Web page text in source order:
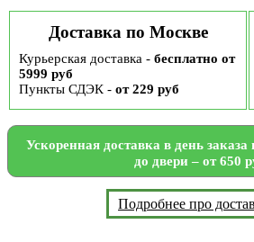
Доставка по Москве
Курьерская доставка - бесплатно от
5999 руб
Пункты СДЭК - от 229 руб
Ускоренная доставка в день
до двери – от 650
Подробнее про